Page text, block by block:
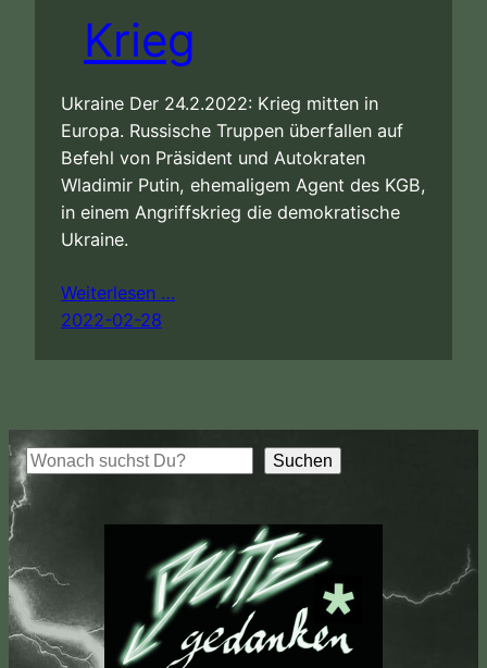
Krieg
Ukraine Der 24.2.2022: Krieg mitten in
Europa. Russische Truppen überfallen auf
Befehl von Präsident und Autokraten
Wladimir Putin, ehemaligem Agent des KGB,
in einem Angriffskrieg die demokratische
Ukraine.
Weiterlesen …
2022-02-28
S
u
e
n
Suchen